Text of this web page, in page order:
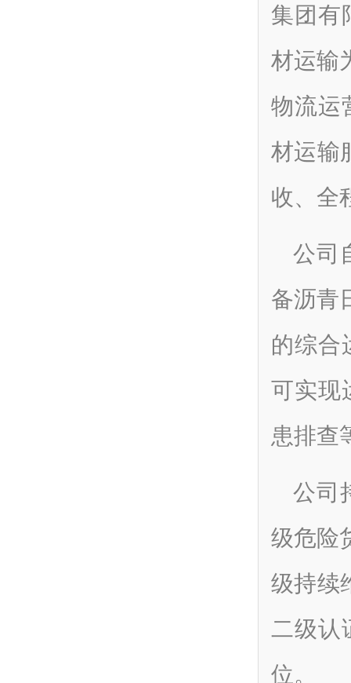
集团有
材运输
物流运
材运输
收、全
公司
备沥青
的综合
可实现
患排查
公司
级危险
级持续
二级认
位。